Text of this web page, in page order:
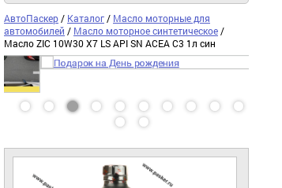
АвтоПаскер / Каталог / Масло моторные для
автомобилей / Масло моторное синтетическое /
Масло ZIC 10W30 X7 LS API SN ACEA C3 1л син